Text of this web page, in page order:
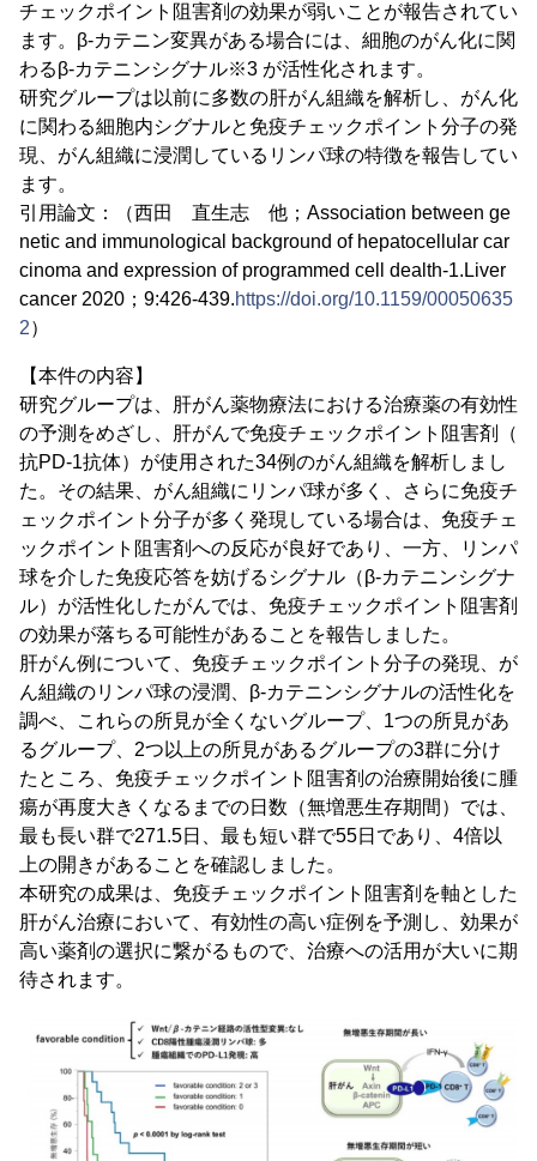
チェックポイント阻害剤の効果が弱いことが報告されてい
ます。β-カテニン変異がある場合には、細胞のがん化に関
わるβ-カテニンシグナル※3 が活性化されます。
研究グループは以前に多数の肝がん組織を解析し、がん化
に関わる細胞内シグナルと免疫チェックポイント分子の発
現、がん組織に浸潤しているリンパ球の特徴を報告してい
ます。
引用論文：（西田 直生志 他；Association between ge
netic and immunological background of hepatocellular car
cinoma and expression of programmed cell dealth-1.Liver
cancer 2020；9:426-439.https://doi.org/10.1159/00050635
2）
【本件の内容】
研究グループは、肝がん薬物療法における治療薬の有効性
の予測をめざし、肝がんで免疫チェックポイント阻害剤（
抗PD-1抗体）が使用された34例のがん組織を解析しまし
た。その結果、がん組織にリンパ球が多く、さらに免疫チ
ェックポイント分子が多く発現している場合は、免疫チェ
ックポイント阻害剤への反応が良好であり、一方、リンパ
球を介した免疫応答を妨げるシグナル（β-カテニンシグナ
ル）が活性化したがんでは、免疫チェックポイント阻害剤
の効果が落ちる可能性があることを報告しました。
肝がん例について、免疫チェックポイント分子の発現、が
ん組織のリンパ球の浸潤、β-カテニンシグナルの活性化を
調べ、これらの所見が全くないグループ、1つの所見があ
るグループ、2つ以上の所見があるグループの3群に分け
たところ、免疫チェックポイント阻害剤の治療開始後に腫
瘍が再度大きくなるまでの日数（無増悪生存期間）では、
最も長い群で271.5日、最も短い群で55日であり、4倍以
上の開きがあることを確認しました。
本研究の成果は、免疫チェックポイント阻害剤を軸とした
肝がん治療において、有効性の高い症例を予測し、効果が
高い薬剤の選択に繋がるもので、治療への活用が大いに期
待されます。